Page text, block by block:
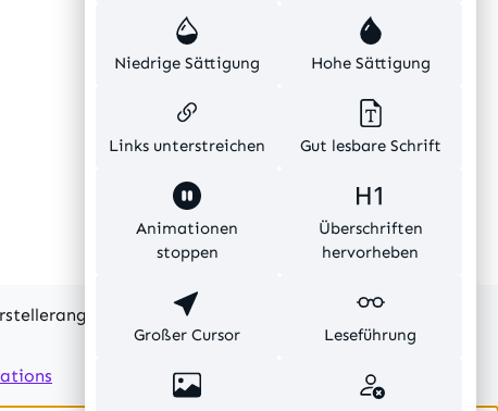
und ohne Gewähr.
Niedrige Sättigung Hohe Sättigung
Links unterstreichen Gut lesbare Schrift
Animationen
stoppen
Überschriften
hervorheben
Großer Cursor Leseführung